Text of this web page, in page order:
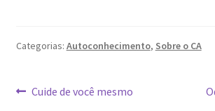
Categorias: Autoconhecimento, Sobre o CA
Navegação
Post
Cuide de você mesmo